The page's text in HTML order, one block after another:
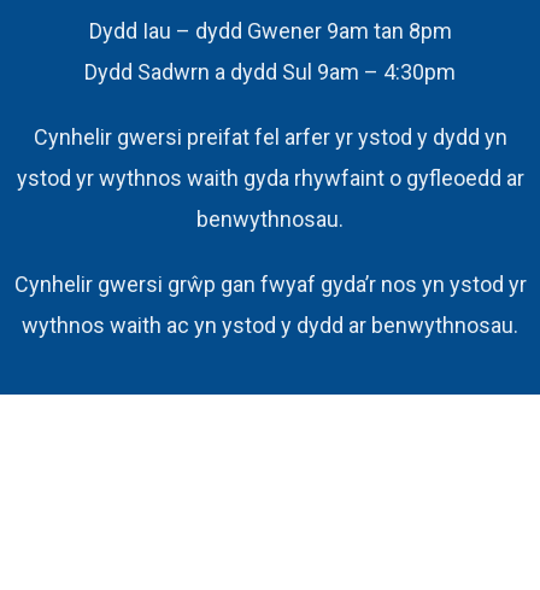
Dydd Iau – dydd Gwener 9am tan 8pm
Dydd Sadwrn a dydd Sul 9am – 4:30pm
Cynhelir gwersi preifat fel arfer yr ystod y dydd yn
ystod yr wythnos waith gyda rhywfaint o gyfleoedd ar
benwythnosau.
Cynhelir gwersi grŵp gan fwyaf gyda’r nos yn ystod yr
wythnos waith ac yn ystod y dydd ar benwythnosau.